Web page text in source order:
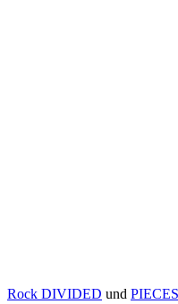
Rock DIVIDED und